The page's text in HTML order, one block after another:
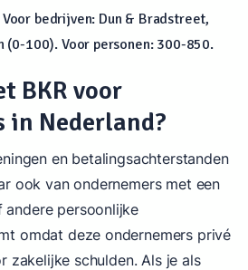
Voor bedrijven: Dun & Bradstreet,
(0-100). Voor personen: 300-850.
BKR voor
in Nederland?
en betalingsachterstanden
ook van ondernemers met een
andere persoonlijke
omdat deze ondernemers privé
zakelijke schulden. Als je als